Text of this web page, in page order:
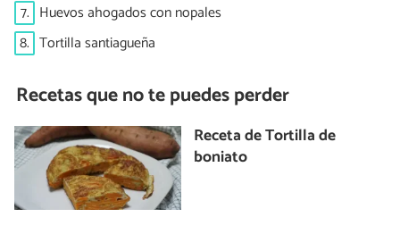
7. Huevos ahogados con nopales
8. Tortilla santiagueña
Recetas que no te puedes perder
Receta de Tortilla de
boniato